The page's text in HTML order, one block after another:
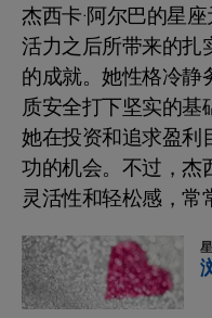
杰西卡·阿尔巴的星
活力之后所带来的扎
的成就。她性格冷静
质安全打下坚实的基
她在投资和追求盈利
功的机会。不过，杰
灵活性和轻松感，常